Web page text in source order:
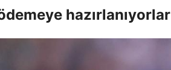
hazırlanıyorlar